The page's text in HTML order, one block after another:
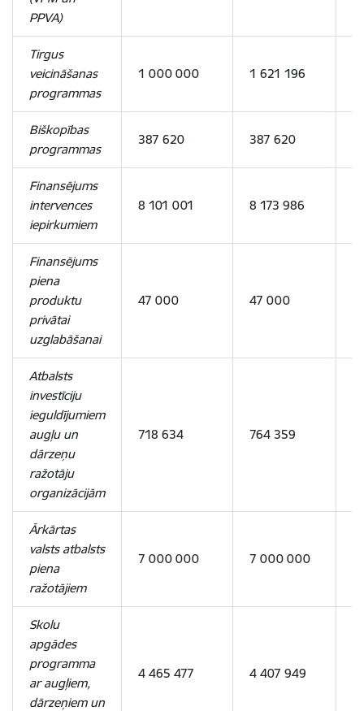
PPVA)
Tirgus
veicināšanas
programmas
1 000 000 1 621 196
Biškopības
programmas
387 620 387 620
Finansējums
intervences
iepirkumiem
8 101 001 8 173 986
Finansējums
piena
produktu
privātai
uzglabāšanai
47 000 47 000
Atbalsts
investīciju
ieguldījumiem
augļu un
dārzeņu
ražotāju
organizācijām
718 634 764 359
Ārkārtas
valsts atbalsts
piena
ražotājiem
7 000 000 7 000 000
Skolu
apgādes
programma
ar augļiem,
dārzeņiem un
4 465 477 4 407 949